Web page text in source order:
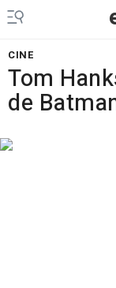
CINE
Tom
de